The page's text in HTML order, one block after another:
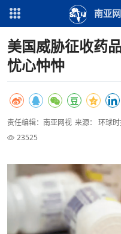
南亚
美国威胁征收药
忧心忡忡
责任编辑：南亚网视 来源： 环球时
23525